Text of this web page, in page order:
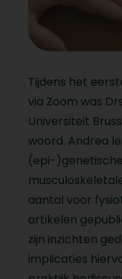
Tijdens het
via Zoom was
Universiteit
woord. Andrea
(epi-
aantal voor
artikelen
zijn inzichten
implicaties